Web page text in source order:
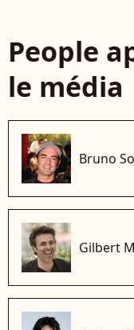
People
le média
Bruno
Gilbert